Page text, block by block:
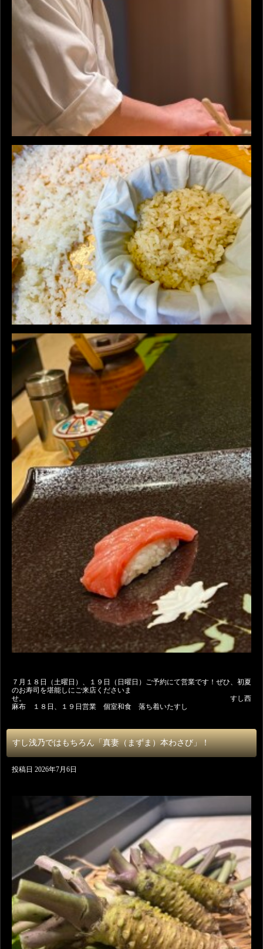
７月１８日（土曜日）、１９日（日曜日）ご予約にて営業です！ぜひ、初夏
のお寿司を堪能しにご来店くださいま
せ。 すし西
麻布 １８日、１９日営業 個室和食 落ち着いたすし
すし浅乃ではもちろん「真妻（まずま）本わさび」！
投稿日 2026年7月6日